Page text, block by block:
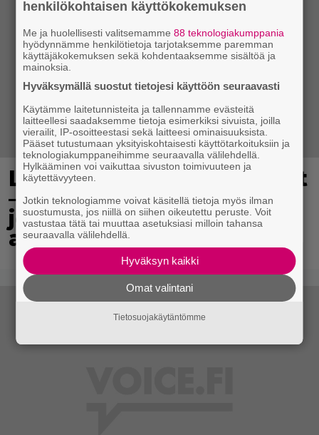
Lidl aloitti jättialennukset
– kotimaiset kasvikset
jopa 40 prosentin
alennuksessa
henkilökohtaisen käyttökokemuksen
Me ja huolellisesti valitsemamme88 teknologiakumppania
hyödynnämme henkilötietoja tarjotaksemme paremman
käyttäjäkokemuksen sekä kohdentaaksemme sisältöä ja
mainoksia.
Hyväksymällä suostut tietojesi käyttöön seuraavasti
Käytämme laitetunnisteita ja tallennamme evästeitä
laitteellesi saadaksemme tietoja esimerkiksi sivuista, joilla
vierailit, IP-osoitteestasi sekä laitteesi ominaisuuksista.
Pääset tutustumaan yksityiskohtaisesti käyttötarkoituksiin ja
teknologiakumppaneihimme seuraavalla välilehdellä.
Hylkääminen voi vaikuttaa sivuston toimivuuteen ja
käytettävyyteen.
Jotkin teknologiamme voivat käsitellä tietoja myös ilman
suostumusta, jos niillä on siihen oikeutettu peruste. Voit
vastustaa tätä tai muuttaa asetuksiasi milloin tahansa
seuraavalla välilehdellä.
Hyväksyn kaikki
Omat valintani
Tietosuojakäytäntömme